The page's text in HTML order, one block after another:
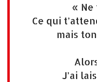
«
Ce qui
mais
J’ai